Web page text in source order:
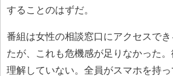
することのはずだ。
番組は女性の相談窓口にアクセスで
たが、これも危機感が足りなかった
理解していない。全員がスマホを持